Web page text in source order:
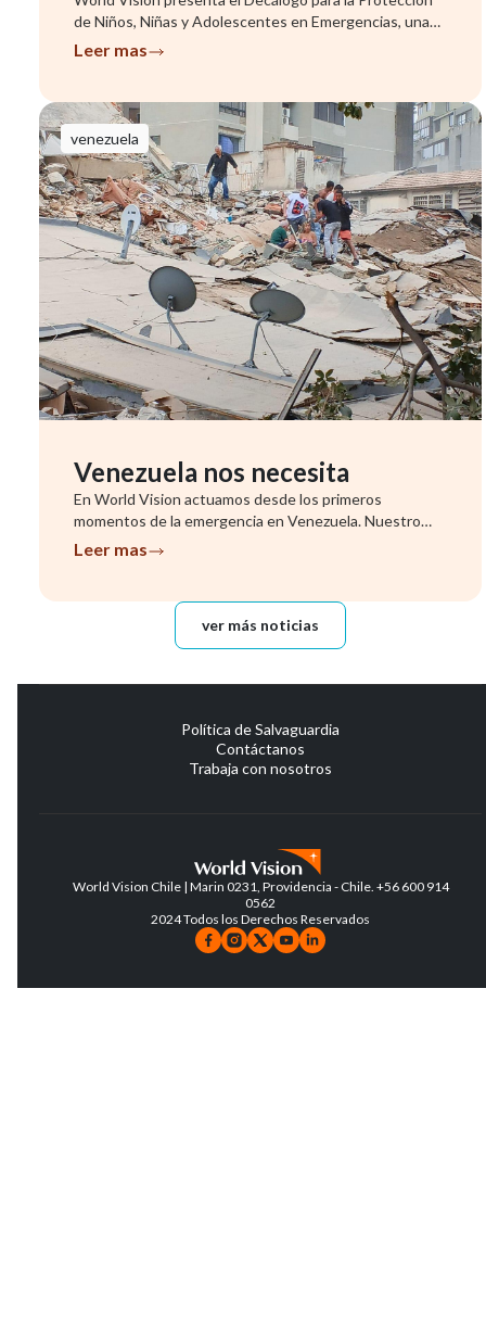
de Niños, Niñas y Adolescentes en Emergencias, una
herramienta que ...
Leer mas
venezuela
Venezuela nos necesita
En World Vision actuamos desde los primeros
momentos de la emergencia en Venezuela. Nuestro
equipo ya se encuentra evalu...
Leer mas
ver más noticias
Política de Salvaguardia
Contáctanos
Trabaja con nosotros
World Vision Chile | Marin 0231, Providencia - Chile. +56 600 914
0562
2024 Todos los Derechos Reservados